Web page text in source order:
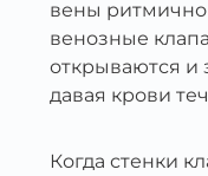
вены ритмично
венозные
открываются и
давая крови
Когда стенки